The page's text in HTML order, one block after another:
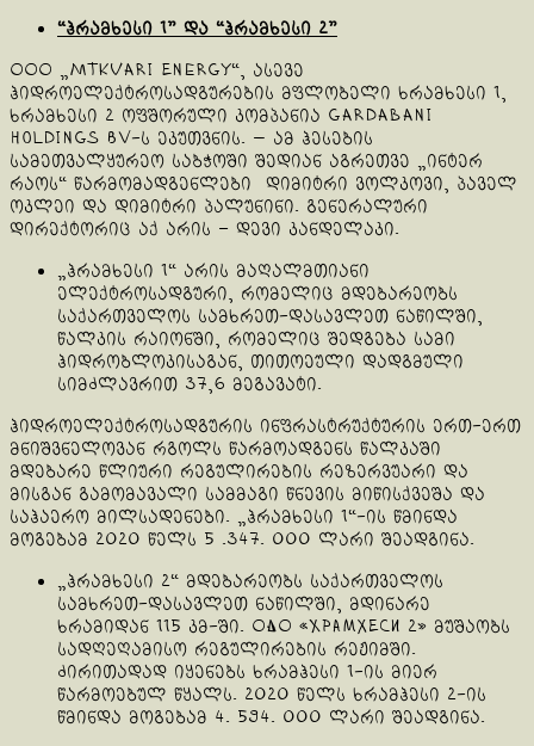
“ჰრამხესი 1” და “ჰრამხესი 2”
ООО „Mtkvari Energy“, ასევე
ჰიდროელექტროსადგურების მფლობელი ხრამხესი 1,
ხრამხესი 2 ოფშორული კომპანია Gardabani
Holdings BV-ს ეკუთვნის. — ამ ჰესების
სამეთვალყურეო საბჭოში შედიან აგრეთვე „ინტერ
რაოს“ წარმომადგენლები დიმიტრი ვოლკოვი, პაველ
ოკლეი და დიმიტრი პალუნინი. გენერალური
დირექტორიც აქ არის – დევი კანდელაკი.
„ჰრამხესი 1“ არის მაღალმთიანი
ელექტროსადგური, რომელიც მდებარეობს
საქართველოს სამხრეთ-დასავლეთ ნაწილში,
წალკის რაიონში, რომელიც შედგება სამი
ჰიდრობლოკისაგან, თითოეული დადგმული
სიმძლავრით 37,6 მეგავატი.
ჰიდროელექტროსადგურის ინფრასტრუქტურის ერთ-ერთ
მნიშვნელოვან რგოლს წარმოადგენს წალკაში
მდებარე წლიური რეგულირების რეზერვუარი და
მისგან გამომავალი სამმაგი წნევის მიწისქვეშა და
საჰაერო მილსადენები. „ჰრამხესი 1“-ის წმინდა
მოგებამ 2020 წელს 5 .347. 000 ლარი შეადგინა.
„ჰრამხესი 2“ მდებარეობს საქართველოს
სამხრეთ-დასავლეთ ნაწილში, მდინარე
ხრამიდან 115 კმ-ში. ОАО «Храмхеси 2» მუშაობს
სადღეღამისო რეგულირების რეჟიმში.
ძირითადად იყენებს ხრამჰესი 1-ის მიერ
წარმოებულ წყალს. 2020 წელს ხრამჰესი 2-ის
წმინდა მოგებამ 4. 594. 000 ლარი შეადგინა.